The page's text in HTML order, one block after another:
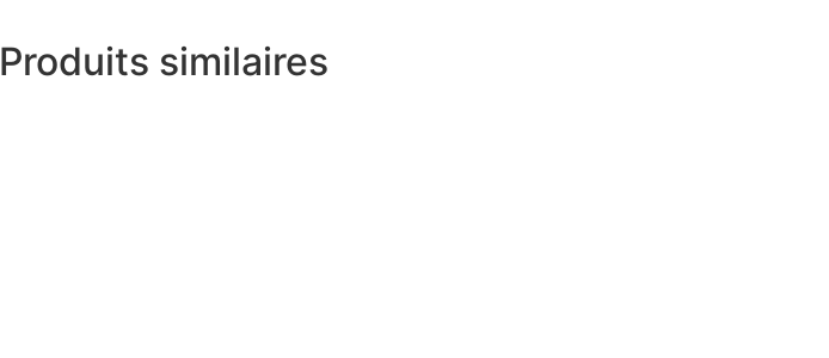
Produits similaires